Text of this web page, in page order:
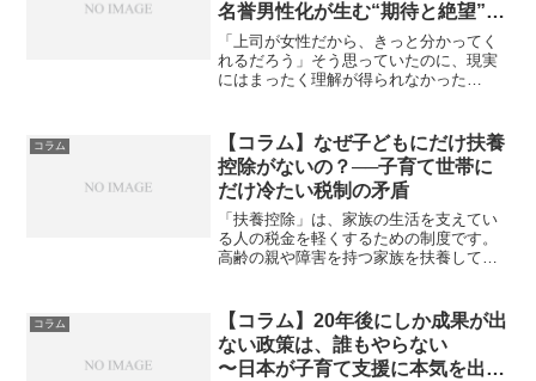
名誉男性化が生む“期待と絶望”の
ギャップとは｜共働き・妊娠・両
立のリアル
「上司が女性だから、きっと分かってく
れるだろう」そう思っていたのに、現実
にはまったく理解が得られなかった
いるのに全然働きやすくならない」「む
しろプレッシャーが増した」と...
コラム
【コラム】なぜ子どもにだけ扶養
控除がないの？──子育て世帯に
だけ冷たい税制の矛盾
「扶養控除」は、家族の生活を支えてい
る人の税金を軽くするための制度です。
高齢の親や障害を持つ家族を扶養してい
――私たちが日々育てている「子ども」
には、この控除が基本的にあり...
コラム
【コラム】20年後にしか成果が出
ない政策は、誰もやらない
〜日本が子育て支援に本気を出せ